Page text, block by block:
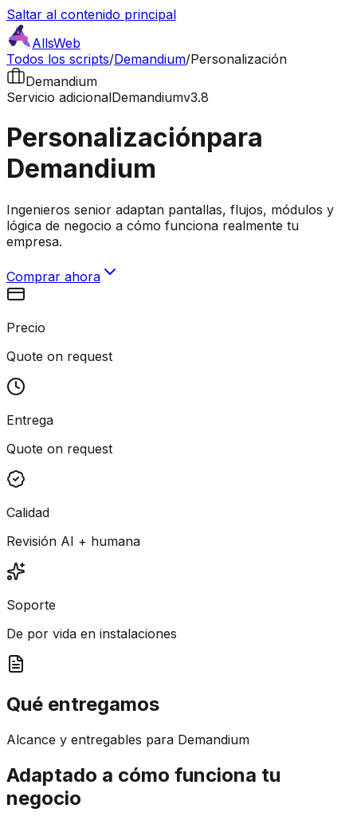
Saltar al contenido principal
AllsWeb
Todos los scripts/Demandium/Personalización
Demandium
Servicio adicionalDemandiumv3.8
Personalizaciónpara
Demandium
Ingenieros senior adaptan pantallas, flujos, módulos y
lógica de negocio a cómo funciona realmente tu
empresa.
Comprar ahora
Precio
Quote on request
Entrega
Quote on request
Calidad
Revisión AI + humana
Soporte
De por vida en instalaciones
Qué entregamos
Alcance y entregables para Demandium
Adaptado a cómo funciona tu
negocio